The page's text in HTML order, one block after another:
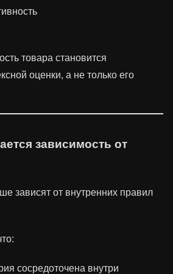
товара становится
оценки, а не только его
зависимость от
зависят от внутренних правил
сосредоточена внутри